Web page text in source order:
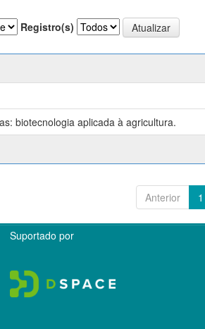
Registro(s)
biotecnologia aplicada à agricultura.
Anterior 1
Suportado por